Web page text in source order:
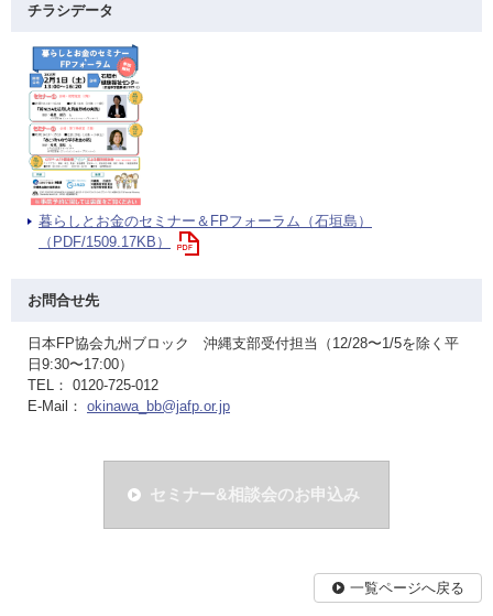
チラシデータ
暮らしとお金のセミナー＆FPフォーラム（石垣島）
（PDF/1509.17KB）
お問合せ先
日本FP協会九州ブロック 沖縄支部受付担当（12/28〜1/5を除く平
日9:30〜17:00）
TEL： 0120-725-012
E-Mail： okinawa_bb@jafp.or.jp
セミナー&相談会のお申込み
一覧ページへ戻る